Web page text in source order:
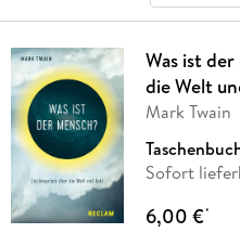
Was ist
die Welt
Mark Twain
Sofort
6,00 €*